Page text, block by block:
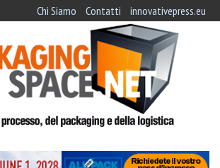
Chi Siamo Contatti innovativepress.eu